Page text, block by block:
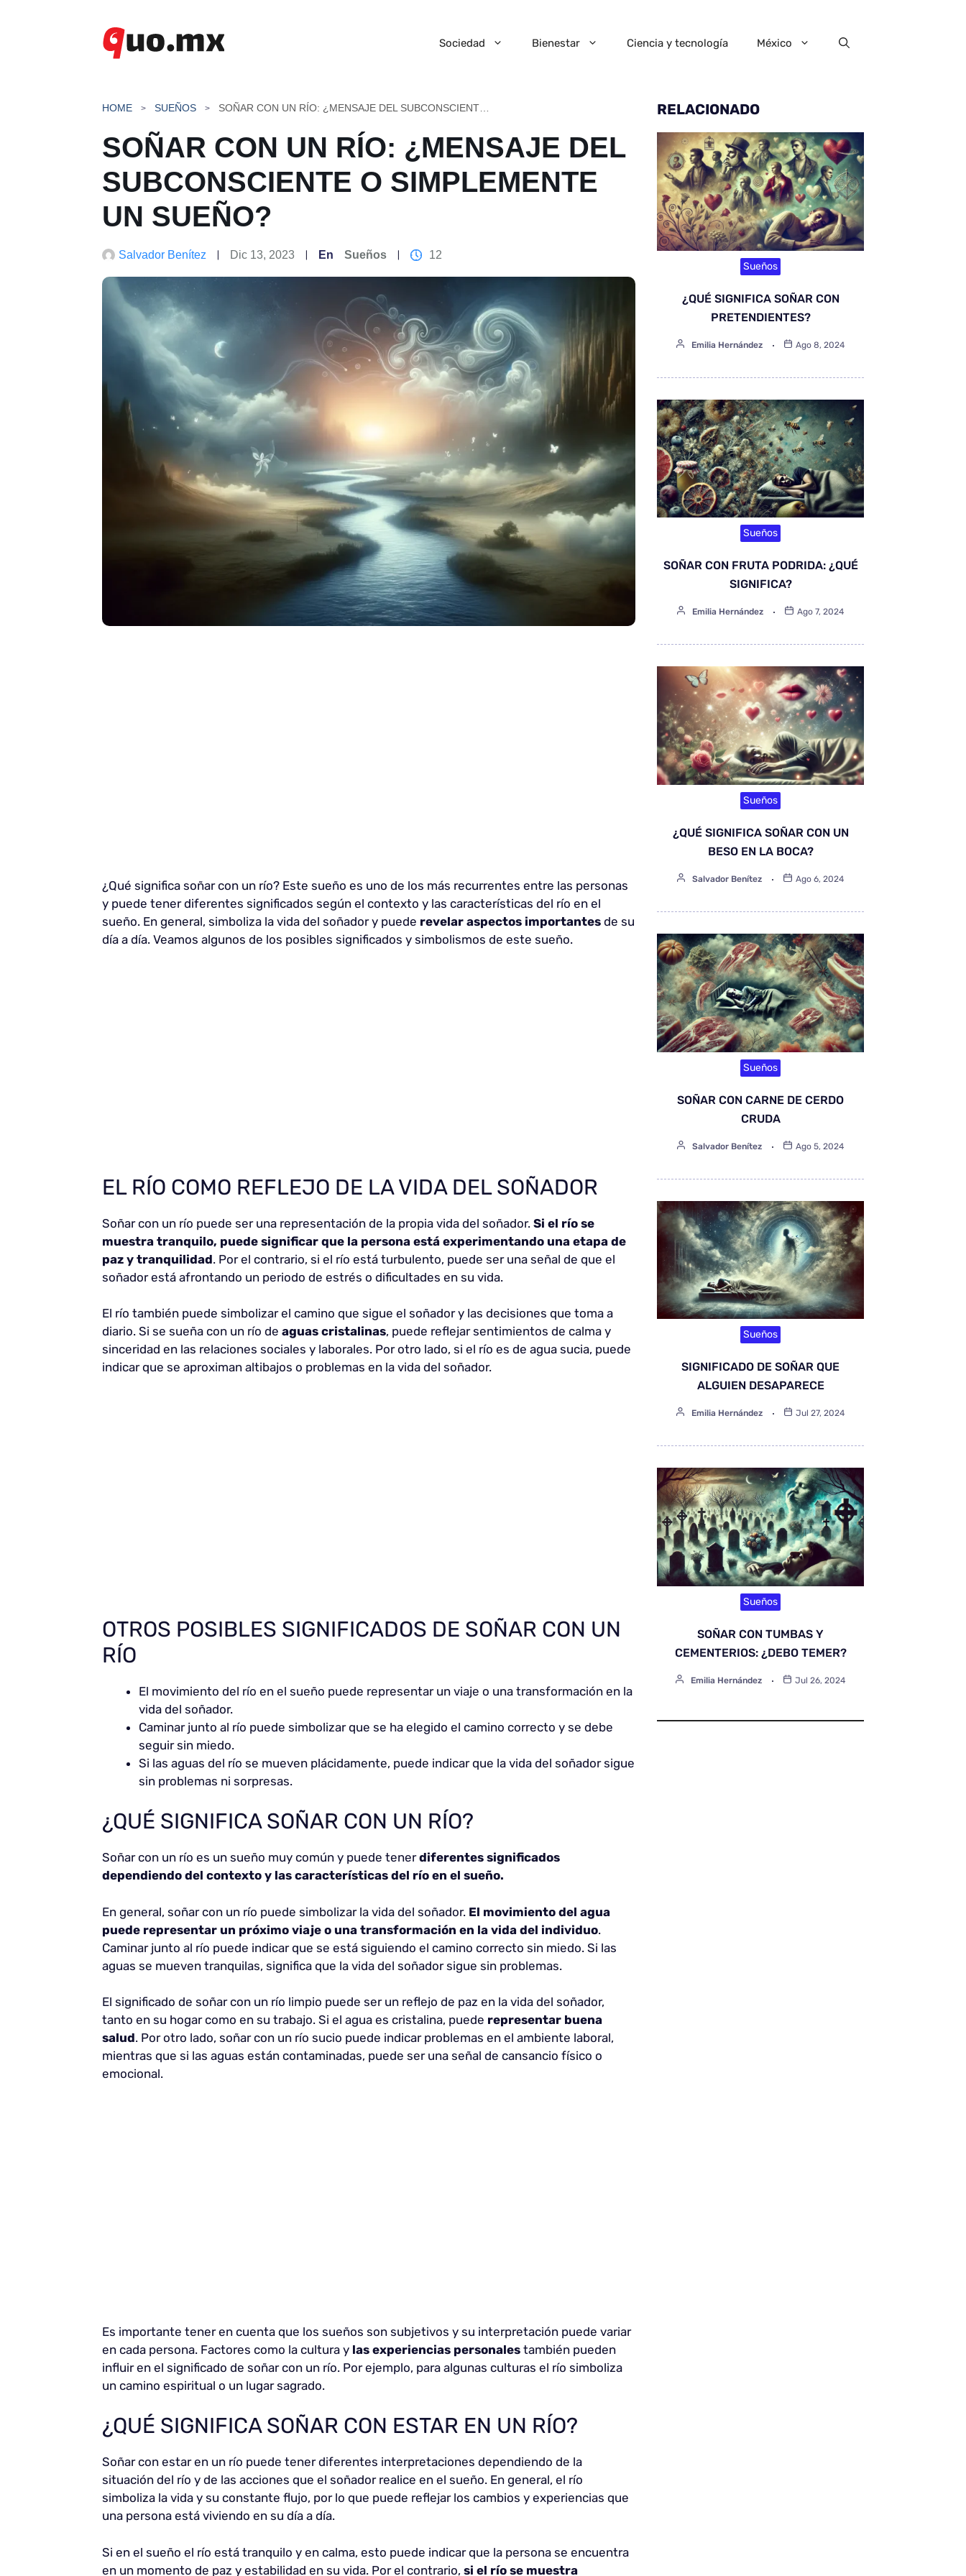
Sociedad Bienestar Ciencia y tecnología México
HOME SUEÑOS
SOÑAR CON UN RÍO: ¿MENSAJE DEL
SUBCONSCIENTE O SIMPLEMENTE
UN SUEÑO?
Salvador Benítez Dic 13, 2023 En Sueños 12
¿Qué significa soñar con un río? Este sueño es uno de los más recurrentes entre las personas
y puede tener diferentes significados según el contexto y las características del río en el
sueño. En general, simboliza la vida del soñador y puede revelar aspectos importantes de su
día a día. Veamos algunos de los posibles significados y simbolismos de este sueño.
EL RÍO COMO REFLEJO DE LA VIDA DEL SOÑADOR
Soñar con un río puede ser una representación de la propia vida del soñador. Si el río se
muestra tranquilo, puede significar que la persona está experimentando una etapa de
paz y tranquilidad. Por el contrario, si el río está turbulento, puede ser una señal de que el
soñador está afrontando un periodo de estrés o dificultades en su vida.
El río también puede simbolizar el camino que sigue el soñador y las decisiones que toma a
diario. Si se sueña con un río de aguas cristalinas, puede reflejar sentimientos de calma y
sinceridad en las relaciones sociales y laborales. Por otro lado, si el río es de agua sucia, puede
indicar que se aproximan altibajos o problemas en la vida del soñador.
OTROS POSIBLES SIGNIFICADOS DE SOÑAR CON UN
RÍO
El movimiento del río en el sueño puede representar un viaje o una transformación en la
vida del soñador.
Caminar junto al río puede simbolizar que se ha elegido el camino correcto y se debe
seguir sin miedo.
Si las aguas del río se mueven plácidamente, puede indicar que la vida del soñador sigue
sin problemas ni sorpresas.
¿QUÉ SIGNIFICA SOÑAR CON UN RÍO?
Soñar con un río es un sueño muy común y puede tenerdiferentes significados
dependiendo del contexto y las características del río en el sueño.
En general, soñar con un río puede simbolizar la vida del soñador. El movimiento del agua
puede representar un próximo viaje o una transformación en la vida del individuo.
Caminar junto al río puede indicar que se está siguiendo el camino correcto sin miedo. Si las
aguas se mueven tranquilas, significa que la vida del soñador sigue sin problemas.
El significado de soñar con un río limpio puede ser un reflejo de paz en la vida del soñador,
tanto en su hogar como en su trabajo. Si el agua es cristalina, puede representar buena
salud. Por otro lado, soñar con un río sucio puede indicar problemas en el ambiente laboral,
mientras que si las aguas están contaminadas, puede ser una señal de cansancio físico o
emocional.
Es importante tener en cuenta que los sueños son subjetivos y su interpretación puede variar
en cada persona. Factores como la cultura y las experiencias personales también pueden
influir en el significado de soñar con un río. Por ejemplo, para algunas culturas el río simboliza
un camino espiritual o un lugar sagrado.
¿QUÉ SIGNIFICA SOÑAR CON ESTAR EN UN RÍO?
Soñar con estar en un río puede tener diferentes interpretaciones dependiendo de la
situación del río y de las acciones que el soñador realice en el sueño. En general, el río
simboliza la vida y su constante flujo, por lo que puede reflejar los cambios y experiencias que
una persona está viviendo en su día a día.
Si en el sueño el río está tranquilo y en calma, esto puede indicar que la persona se encuentra
en un momento de paz y estabilidad en su vida. Por el contrario, si el río se muestra
RELACIONADO
Sueños
¿QUÉ SIGNIFICA SOÑAR CON
PRETENDIENTES?
Emilia Hernández Ago 8, 2024
Sueños
SOÑAR CON FRUTA PODRIDA: ¿QUÉ
SIGNIFICA?
Emilia Hernández Ago 7, 2024
Sueños
¿QUÉ SIGNIFICA SOÑAR CON UN
BESO EN LA BOCA?
Salvador Benítez Ago 6, 2024
Sueños
SOÑAR CON CARNE DE CERDO
CRUDA
Salvador Benítez Ago 5, 2024
Sueños
SIGNIFICADO DE SOÑAR QUE
ALGUIEN DESAPARECE
Emilia Hernández Jul 27, 2024
Sueños
SOÑAR CON TUMBAS Y
CEMENTERIOS: ¿DEBO TEMER?
Emilia Hernández Jul 26, 2024